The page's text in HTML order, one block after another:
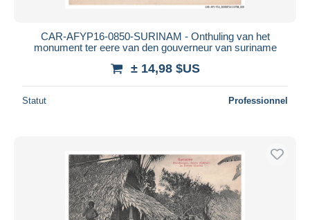
CAR-AFYP16-0850-SURINAM - Onthuling van het
monument ter eere van den gouverneur van suriname
± 14,98 $US
Statut Professionnel